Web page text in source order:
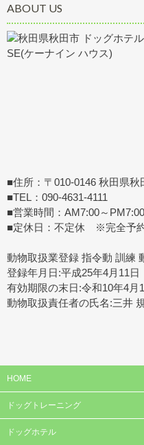
ABOUT US
■住所：〒010-0146 秋田県
■TEL：090-4631-4111
■営業時間：AM7:00～PM7:00
■定休日：不定休 ※完全予
動物取扱業登録 指令動 訓練
登録年月日:平成25年4月11日
有効期限の末日:令和10年4月
動物取扱責任者の氏名:三井 規
HOME
ドッグトレーニング
ドッグホテル